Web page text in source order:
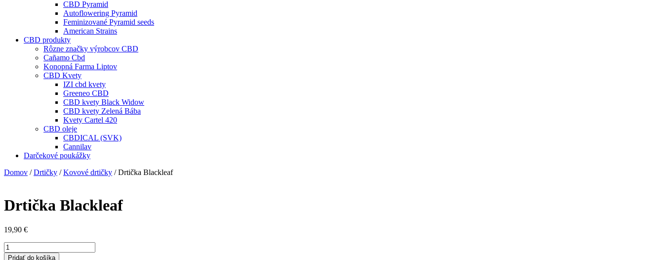
CBD Pyramid
Autoflowering Pyramid
Feminizované Pyramid seeds
American Strains
CBD produkty
Rôzne značky výrobcov CBD
Cañamo Cbd
Konopná Farma Liptov
CBD Kvety
IZI cbd kvety
Greeneo CBD
CBD kvety Black Widow
CBD kvety Zelená Bába
Kvety Cartel 420
CBD oleje
CBDICAL (SVK)
Cannilav
Darčekové poukážky
Domov /Drtičky /Kovové drtičky / Drtička Blackleaf
Drtička Blackleaf
19,90 €
množstvo
Drtička
Pridať do košíka